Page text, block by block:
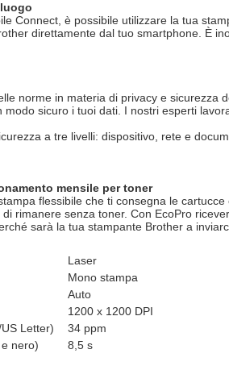
Connect, è possibile utilizzare la tua
direttamente dal tuo smartphone. È
norme in materia di privacy e sicurezza
sicuro i tuoi dati. I nostri esperti
a tre livelli: dispositivo, rete e
mensile per toner
flessibile che ti consegna le
rimanere senza toner. Con EcoPro
sarà la tua stampante Brother a
Laser
Mono stampa
Auto
1200 x 1200 DPI
Letter)
34 ppm
nero)
8,5 s